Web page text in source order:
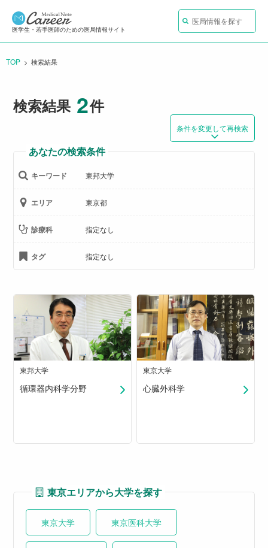
医学生・若手医師のための医局情報サイト
医局情報を探す
TOP CURRENT:
検索結果
検索結果 2件
条件を変更して再検索
あなたの検索条件
キーワード 東邦大学
エリア 東京都
診療科 指定なし
タグ 指定なし
東邦大学
循環器内科学分野
東京大学
心臓外科学
東京エリアから大学を探す
東京大学 東京医科大学